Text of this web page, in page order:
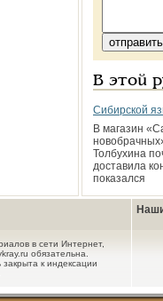
В этой
Сибирской
В магазин
Толбухина
доставила
показался
в сети Интернет,
обязательна.
к индексации